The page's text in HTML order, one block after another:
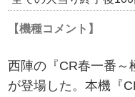
【機種コメント】
西陣の『CR春一番～
が登場した。本機『